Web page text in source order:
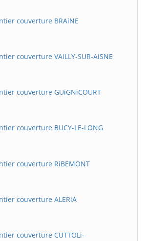
couverture BRAiNE
couverture VAiLLY-SUR-AiSNE
couverture GUiGNiCOURT
couverture BUCY-LE-LONG
couverture RiBEMONT
couverture ALERiA
couverture CUTTOLi-